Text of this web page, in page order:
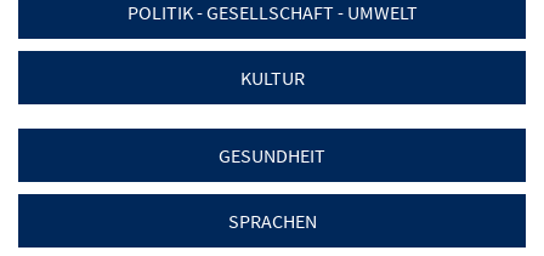
POLITIK - GESELLSCHAFT - UMWELT
KULTUR
GESUNDHEIT
SPRACHEN